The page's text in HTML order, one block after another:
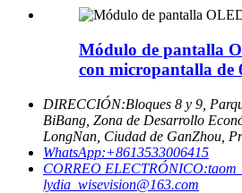
Módulo de pantalla
con micropantalla de
DIRECCIÓN:Bloques 8 y 9,
BiBang, Zona de Desarrollo
LongNan, Ciudad de GanZhou,
WhatsApp:+8613533006415
CORREO ELECTRÓNICO:
lydia_wisevision@163.com